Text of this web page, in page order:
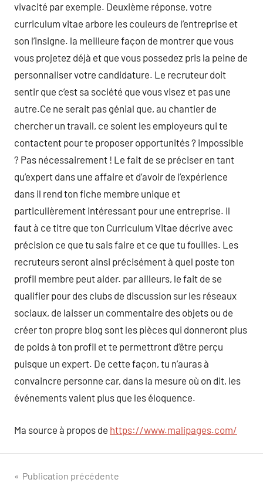
vivacité par exemple. Deuxième réponse, votre
curriculum vitae arbore les couleurs de l’entreprise et
son l’insigne. la meilleure façon de montrer que vous
vous projetez déjà et que vous possedez pris la peine de
personnaliser votre candidature. Le recruteur doit
sentir que c’est sa société que vous visez et pas une
autre.Ce ne serait pas génial que, au chantier de
chercher un travail, ce soient les employeurs qui te
contactent pour te proposer opportunités ? impossible
? Pas nécessairement ! Le fait de se préciser en tant
qu’expert dans une affaire et d’avoir de l’expérience
dans il rend ton fiche membre unique et
particulièrement intéressant pour une entreprise. Il
faut à ce titre que ton Curriculum Vitae décrive avec
précision ce que tu sais faire et ce que tu fouilles. Les
recruteurs seront ainsi précisément à quel poste ton
profil membre peut aider. par ailleurs, le fait de se
qualifier pour des clubs de discussion sur les réseaux
sociaux, de laisser un commentaire des objets ou de
créer ton propre blog sont les pièces qui donneront plus
de poids à ton profil et te permettront d’être perçu
puisque un expert. De cette façon, tu n’auras à
convaincre personne car, dans la mesure où on dit, les
événements valent plus que les éloquence.
Ma source à propos de https://www.malipages.com/
Navigation
Publication précédente